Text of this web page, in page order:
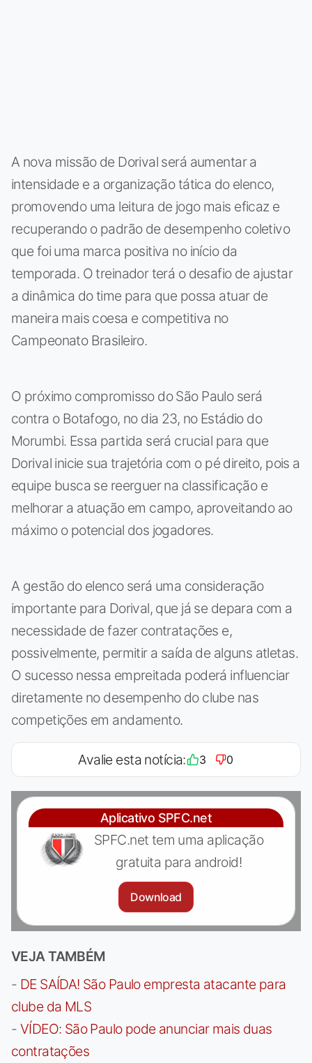
A nova missão de Dorival será aumentar a
intensidade e a organização tática do elenco,
promovendo uma leitura de jogo mais eficaz e
recuperando o padrão de desempenho coletivo
que foi uma marca positiva no início da
temporada. O treinador terá o desafio de ajustar
a dinâmica do time para que possa atuar de
maneira mais coesa e competitiva no
Campeonato Brasileiro.
O próximo compromisso do São Paulo será
contra o Botafogo, no dia 23, no Estádio do
Morumbi. Essa partida será crucial para que
Dorival inicie sua trajetória com o pé direito, pois a
equipe busca se reerguer na classificação e
melhorar a atuação em campo, aproveitando ao
máximo o potencial dos jogadores.
A gestão do elenco será uma consideração
importante para Dorival, que já se depara com a
necessidade de fazer contratações e,
possivelmente, permitir a saída de alguns atletas.
O sucesso nessa empreitada poderá influenciar
diretamente no desempenho do clube nas
competições em andamento.
Avalie esta notícia: 3 0
Aplicativo SPFC.net
SPFC.net tem uma aplicação
gratuita para android!
Download
VEJA TAMBÉM
- DE SAÍDA! São Paulo empresta atacante para
clube da MLS
- VÍDEO: São Paulo pode anunciar mais duas
contratações